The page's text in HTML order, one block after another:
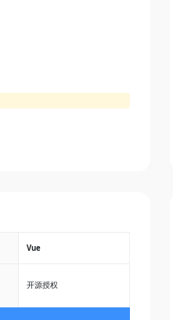
Vue
开源授权